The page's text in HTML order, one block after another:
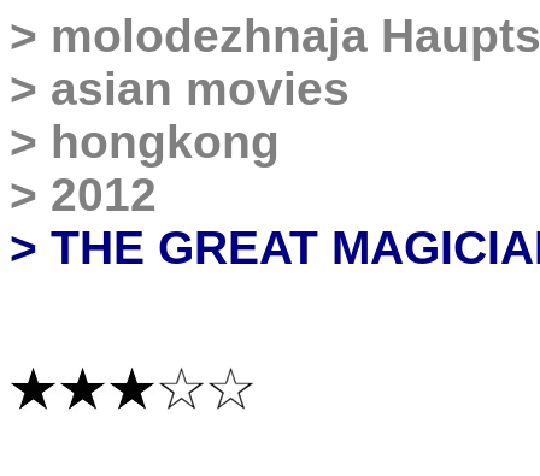
> molodezhnaja
> asian movies
> hongkong
> 2012
> THE GREAT